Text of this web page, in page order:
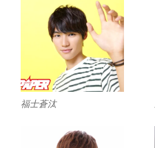
福士蒼汰